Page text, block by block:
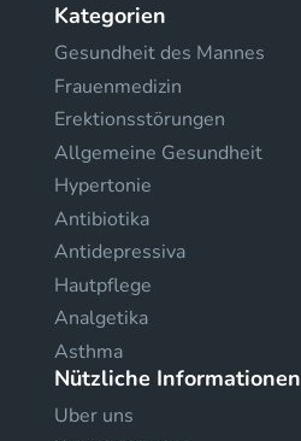
Kategorien
Gesundheit des Mannes
Frauenmedizin
Erektionsstörungen
Allgemeine Gesundheit
Hypertonie
Antibiotika
Antidepressiva
Hautpflege
Analgetika
Asthma
Nützliche Informationen
Uber uns